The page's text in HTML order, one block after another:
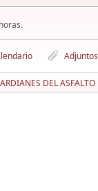
Adjuntos
DEL ASFALTO